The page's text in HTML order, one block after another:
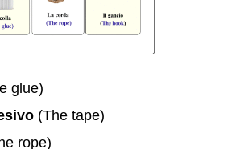
glue)
(The tape)
rope)